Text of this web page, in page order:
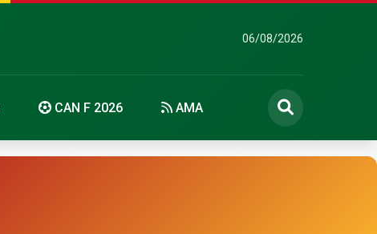
06/08/2026
CAN F 2026 AMA